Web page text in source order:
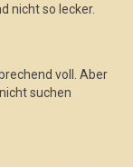
nicht so lecker.
voll. Aber
suchen